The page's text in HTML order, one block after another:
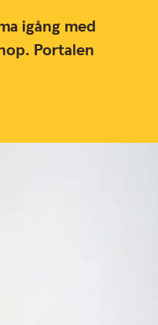
igång med
Portalen